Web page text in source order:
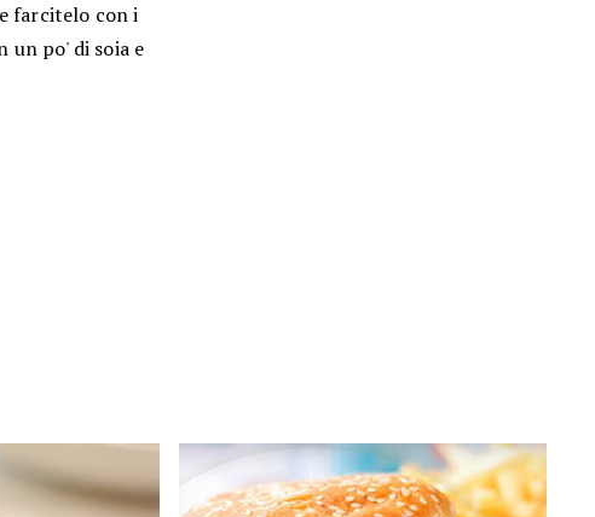
farcitelo con i
un po' di soia e